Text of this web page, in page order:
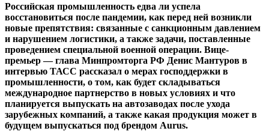
Российская промышленность едва ли успела
восстановиться после пандемии, как перед ней возникли
новые препятствия: связанные с санкционным давлением
и нарушением логистики, а также задачи, поставленные
проведением специальной военной операции. Вице-
премьер — глава Минпромторга РФ Денис Мантуров в
интервью ТАСС рассказал о мерах господдержки в
промышленности, о том, как будет складываться
международное партнерство в новых условиях и что
планируется выпускать на автозаводах после ухода
зарубежных компаний, а также какая продукция может в
будущем выпускаться под брендом Aurus.